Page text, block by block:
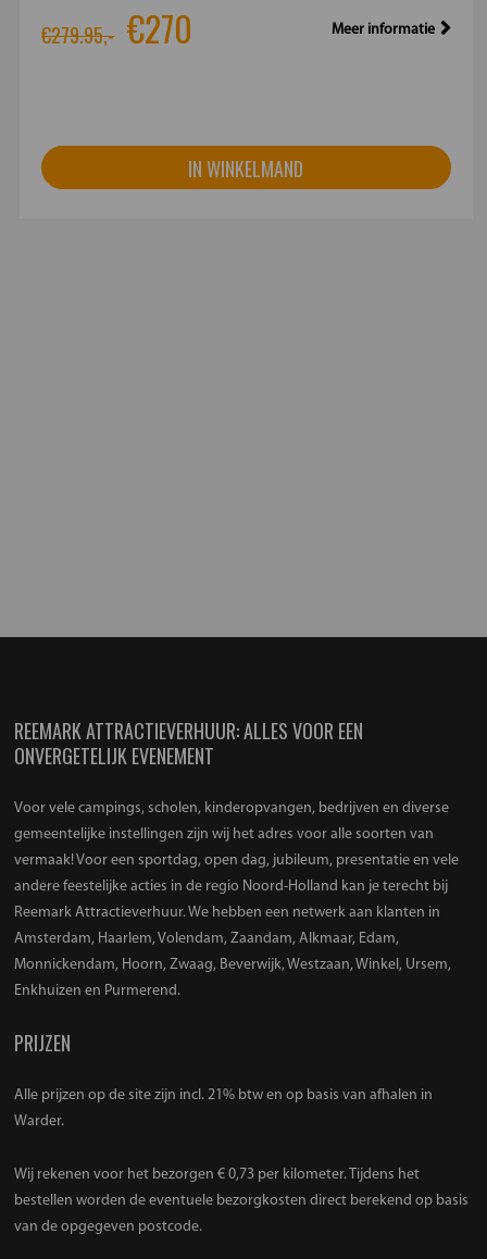
€279.95,- €270 Meer informatie
IN WINKELMAND
REEMARK ATTRACTIEVERHUUR: ALLES VOOR EEN
ONVERGETELIJK EVENEMENT
Voor vele campings, scholen, kinderopvangen, bedrijven en diverse
gemeentelijke instellingen zijn wij het adres voor alle soorten van
vermaak! Voor een sportdag, open dag, jubileum, presentatie en vele
andere feestelijke acties in de regio Noord-Holland kan je terecht bij
Reemark Attractieverhuur. We hebben een netwerk aan klanten in
Amsterdam, Haarlem, Volendam, Zaandam, Alkmaar, Edam,
Monnickendam, Hoorn, Zwaag, Beverwijk, Westzaan, Winkel, Ursem,
Enkhuizen en Purmerend.
PRIJZEN
Alle prijzen op de site zijn incl. 21% btw en op basis van afhalen in
Warder.
Wij rekenen voor het bezorgen € 0,73 per kilometer. Tijdens het
bestellen worden de eventuele bezorgkosten direct berekend op basis
van de opgegeven postcode.